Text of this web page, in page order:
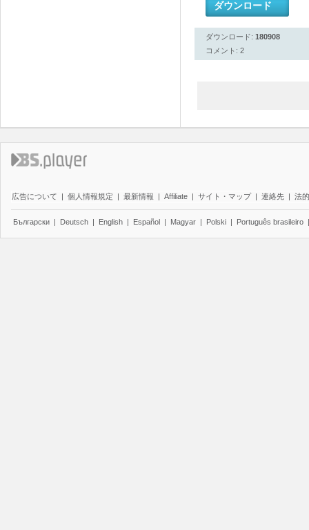
ダウンロード
ダウンロード: 180908
コメント: 2
広告について | 個人情報規定 | 最新情報 | Affiliate | サイト・マップ | 連絡先 | 法
Български | Deutsch | English | Español | Magyar | Polski | Português brasileiro